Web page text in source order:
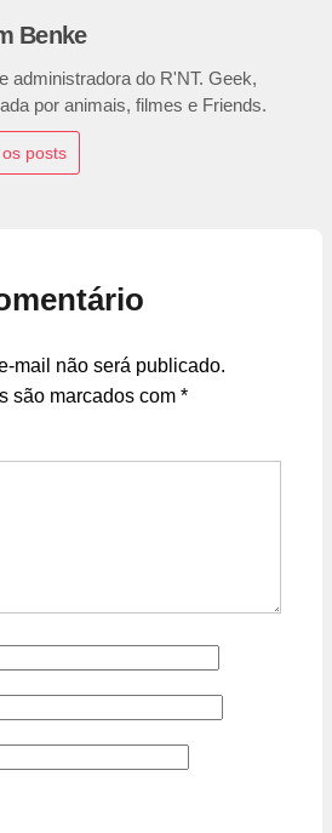
Benke
administradora do R'NT. Geek,
por animais, filmes e Friends.
posts
mail não será publicado.
são marcados com *